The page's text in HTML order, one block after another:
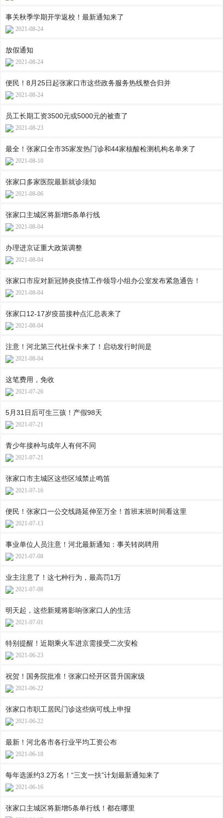
事关秋季学期开学返校！最新通知来了
2021-08-24
放假通知
2021-08-24
便民！8月25日起张家口市这些政务服务热线整合归并
2021-08-24
员工长期工资3500元或5000元的被查了
2021-08-23
最全！张家口全市35家发热门诊和44家核酸检测机构名单来了
2021-08-10
张家口多家医院最新就诊须知
2021-08-06
张家口主城区将新增5条单行线
2021-08-04
办理进京证重大政策调整
2021-08-04
张家口市应对新冠肺炎疫情工作领导小组办公室发布紧急通告！
2021-08-04
张家口12-17岁疫苗接种点汇总表来了
2021-08-04
注意！河北第三代社保卡来了！启动发行时间是
2021-08-04
这笔费用，免收
2021-07-26
5月31日后可生三孩！产假98天
2021-07-21
青少年接种与成年人有何不同
2021-07-21
张家口市主城区这些区域禁止鸣笛
2021-07-16
便民！张家口一公交线路延伸至万全！首班末班时间看这里
2021-07-13
事业单位人员注意！河北最新通知：事关转岗聘用
2021-07-08
业主注意了！这七种行为，最高罚1万
2021-07-08
明天起，这些新规将影响张家口人的生活
2021-07-01
特别提醒！近期乘火车进京需接受二次安检
2021-06-23
祝贺！国务院批准！张家口经开区晋升国家级
2021-06-22
张家口市职工居民门诊这些病可线上申报
2021-06-22
最新！河北各市各行业平均工资公布
2021-06-18
每年选派约3.2万名！“三支一扶”计划最新通知来了
2021-06-16
张家口主城区将新增5条单行线！都在哪里